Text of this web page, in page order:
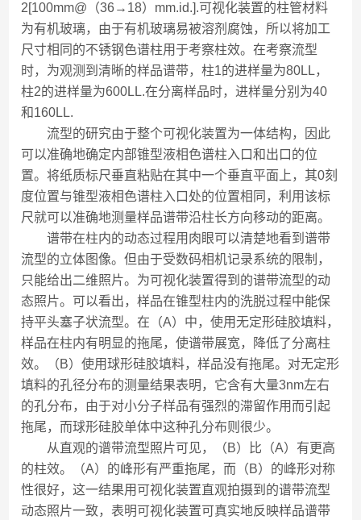
2[100mm@（36→18）mm.id.].可视化装置的柱管材料
为有机玻璃，由于有机玻璃易被溶剂腐蚀，所以将加工
尺寸相同的不锈钢色谱柱用于考察柱效。在考察流型
时，为观测到清晰的样品谱带，柱1的进样量为80LL，
柱2的进样量为600LL.在分离样品时，进样量分别为40
和160LL.
流型的研究由于整个可视化装置为一体结构，因此
可以准确地确定内部锥型液相色谱柱入口和出口的位
置。将纸质标尺垂直粘贴在其中一个垂直平面上，其0刻
度位置与锥型液相色谱柱入口处的位置相同，利用该标
尺就可以准确地测量样品谱带沿柱长方向移动的距离。
谱带在柱内的动态过程用肉眼可以清楚地看到谱带
流型的立体图像。但由于受数码相机记录系统的限制，
只能给出二维照片。为可视化装置得到的谱带流型的动
态照片。可以看出，样品在锥型柱内的洗脱过程中能保
持平头塞子状流型。在（A）中，使用无定形硅胶填料，
样品在柱内有明显的拖尾，使谱带展宽，降低了分离柱
效。（B）使用球形硅胶填料，样品没有拖尾。对无定形
填料的孔径分布的测量结果表明，它含有大量3nm左右
的孔分布，由于对小分子样品有强烈的滞留作用而引起
拖尾，而球形硅胶单体中这种孔分布则很少。
从直观的谱带流型照片可见，（B）比（A）有更高
的柱效。（A）的峰形有严重拖尾，而（B）的峰形对称
性很好，这一结果用可视化装置直观拍摄到的谱带流型
动态照片一致，表明可视化装置可真实地反映样品谱带